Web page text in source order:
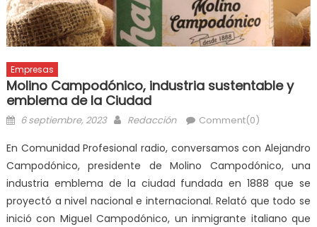
Empresas
Molino Campodónico, industria sustentable y
emblema de la Ciudad
6 septiembre, 2023 Redacción Comment(0)
En Comunidad Profesional radio, conversamos con Alejandro
Campodónico, presidente de Molino Campodónico, una
industria emblema de la ciudad fundada en 1888 que se
proyectó a nivel nacional e internacional. Relató que todo se
inició con Miguel Campodónico, un inmigrante italiano que